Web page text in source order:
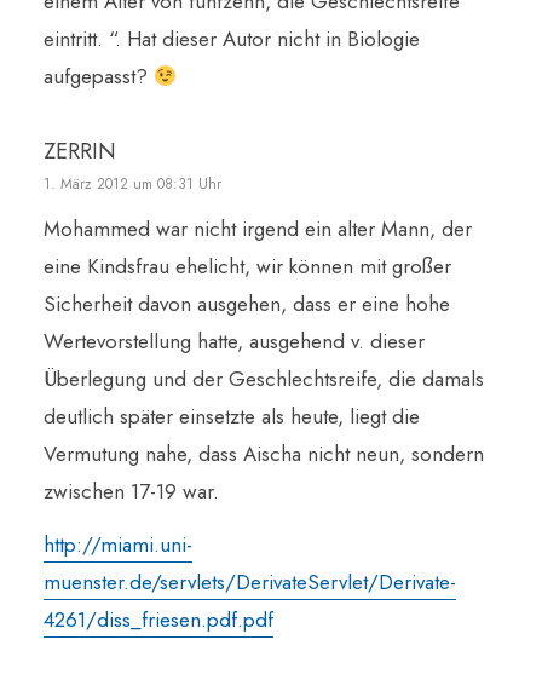
eintritt. “. Hat dieser Autor nicht in Biologie
aufgepasst?
ZERRIN
1. März 2012 um 08:31 Uhr
Mohammed war nicht irgend ein alter Mann, der
eine Kindsfrau ehelicht, wir können mit großer
Sicherheit davon ausgehen, dass er eine hohe
Wertevorstellung hatte, ausgehend v. dieser
Überlegung und der Geschlechtsreife, die damals
deutlich später einsetzte als heute, liegt die
Vermutung nahe, dass Aischa nicht neun, sondern
zwischen 17-19 war.
http://miami.uni-
muenster.de/servlets/DerivateServlet/Derivate-
4261/diss_friesen.pdf.pdf